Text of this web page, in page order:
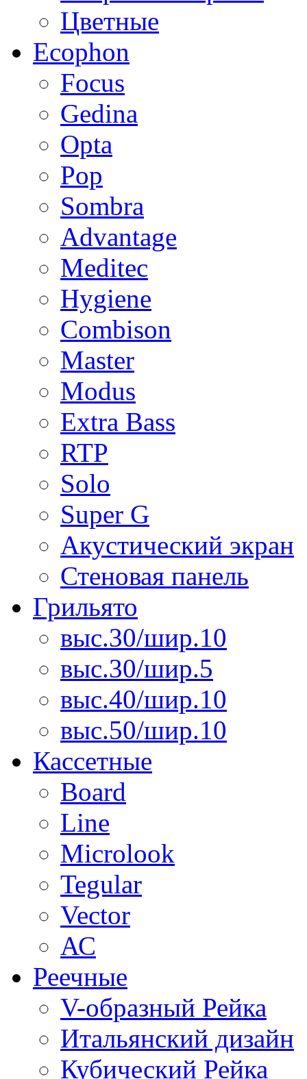
Цветные
Ecophon
Focus
Gedina
Opta
Pop
Sombra
Advantage
Meditec
Hygiene
Combison
Master
Modus
Extra Bass
RTP
Solo
Super G
Акустический экран
Стеновая панель
Грильято
выс.30/шир.10
выс.30/шир.5
выс.40/шир.10
выс.50/шир.10
Кассетные
Board
Line
Microlook
Tegular
Vector
АС
Реечные
V-образный Рейка
Итальянский дизайн
Кубический Рейка